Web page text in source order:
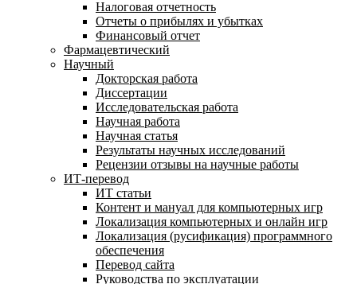
Налоговая отчетность
Отчеты о прибылях и убытках
Финансовый отчет
Фармацевтический
Научный
Докторская работа
Диссертации
Исследовательская работа
Научная работа
Научная статья
Результаты научных исследований
Рецензии отзывы на научные работы
ИТ-перевод
ИТ статьи
Контент и мануал для компьютерных игр
Локализация компьютерных и онлайн игр
Локализация (русификация) программного
обеспечения
Перевод сайта
Руководства по эксплуатации